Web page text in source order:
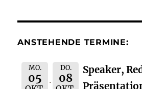
ANSTEHENDE TERMINE:
MO.
05
DO.
08
Speaker,